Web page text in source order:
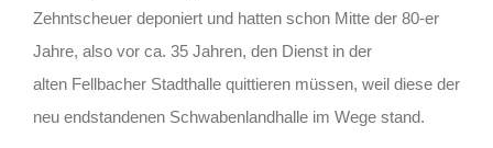
Zehntscheuer deponiert und hatten schon Mitte der 80-er
Jahre, also vor ca. 35 Jahren, den Dienst in der
alten Fellbacher Stadthalle quittieren müssen, weil diese der
neu endstandenen Schwabenlandhalle im Wege stand.